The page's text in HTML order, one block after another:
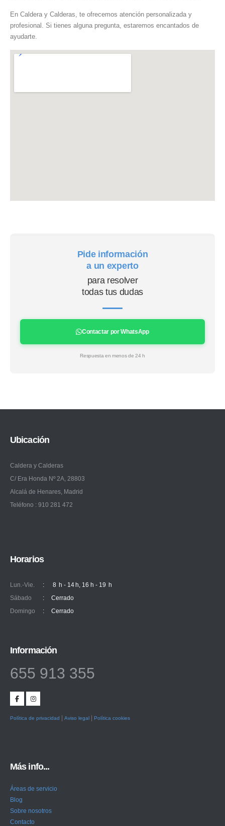
En Caldera y Calderas, te ofrecemos atención personalizada y
profesional. Si tienes alguna pregunta, estaremos encantados de
ayudarte.
Pide información
a un experto
para resolver
todas tus dudas
Contactar por WhatsApp
Respuesta en menos de 24 h
Ubicación
Caldera y Calderas
C/ Era Honda Nº 2A, 28803
Alcalá de Henares, Madrid
Teléfono : 910 281 472
Horarios
Lun.-Vie. :
8 h - 14 h, 16 h - 19 h
Sábado
:
Cerrado
Domingo
: Cerrado
Información
655 913 355
Política de privacidad Aviso legal Política cookies
Más info...
Áreas de servicio
Blog
Sobre nosotros
Contacto